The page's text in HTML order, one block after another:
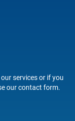
services or if you
ourcontact form.